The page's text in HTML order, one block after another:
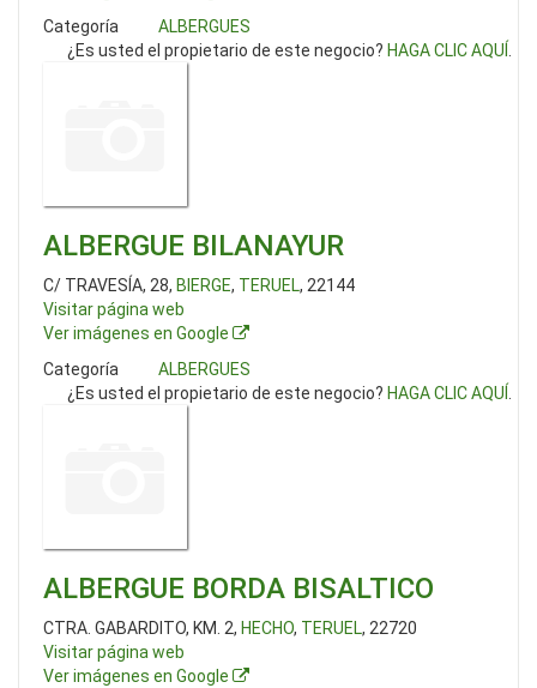
Categoría
ALBERGUES
¿Es usted el propietario de este negocio? HAGA CLIC AQUÍ .
ALBERGUE BILANAYUR
C/ TRAVESÍA, 28, BIERGE, TERUEL, 22144
Visitar página web
Ver imágenes en Google
Categoría
ALBERGUES
¿Es usted el propietario de este negocio? HAGA CLIC AQUÍ .
ALBERGUE BORDA BISALTICO
CTRA. GABARDITO, KM. 2, HECHO, TERUEL, 22720
Visitar página web
Ver imágenes en Google